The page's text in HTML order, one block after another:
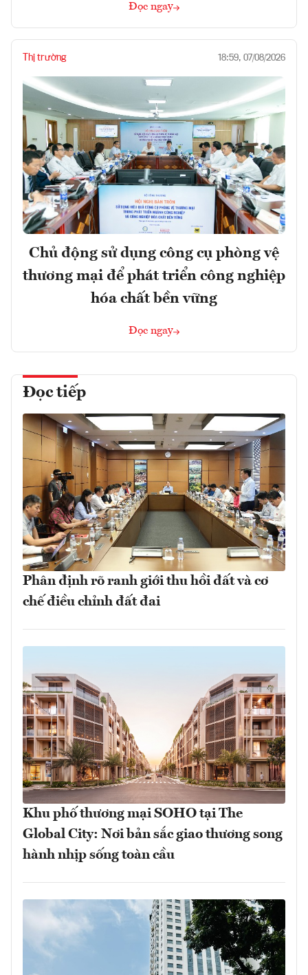
Đọc ngay
Thị trường 18:59, 07/08/2026
Chủ động sử dụng công cụ phòng vệ
thương mại để phát triển công nghiệp
hóa chất bền vững
Đọc ngay
Đọc tiếp
Phân định rõ ranh giới thu hồi đất và cơ
chế điều chỉnh đất đai
Khu phố thương mại SOHO tại The
Global City: Nơi bản sắc giao thương song
hành nhịp sống toàn cầu